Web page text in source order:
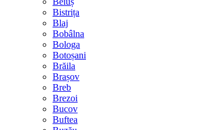
Bistrița
Blaj
Bobâlna
Bologa
Botoșani
Brăila
Brașov
Breb
Brezoi
Bucov
Buftea